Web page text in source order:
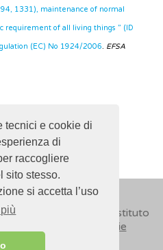
tecnici e cookie di
di
raccogliere
sito stesso.
si accetta l’uso
1331), maintenance of normal
requirement of all living things ” (ID
(EC) No 1924/2006. EFSA
2024
e gestito dall’Istituto
Cookie